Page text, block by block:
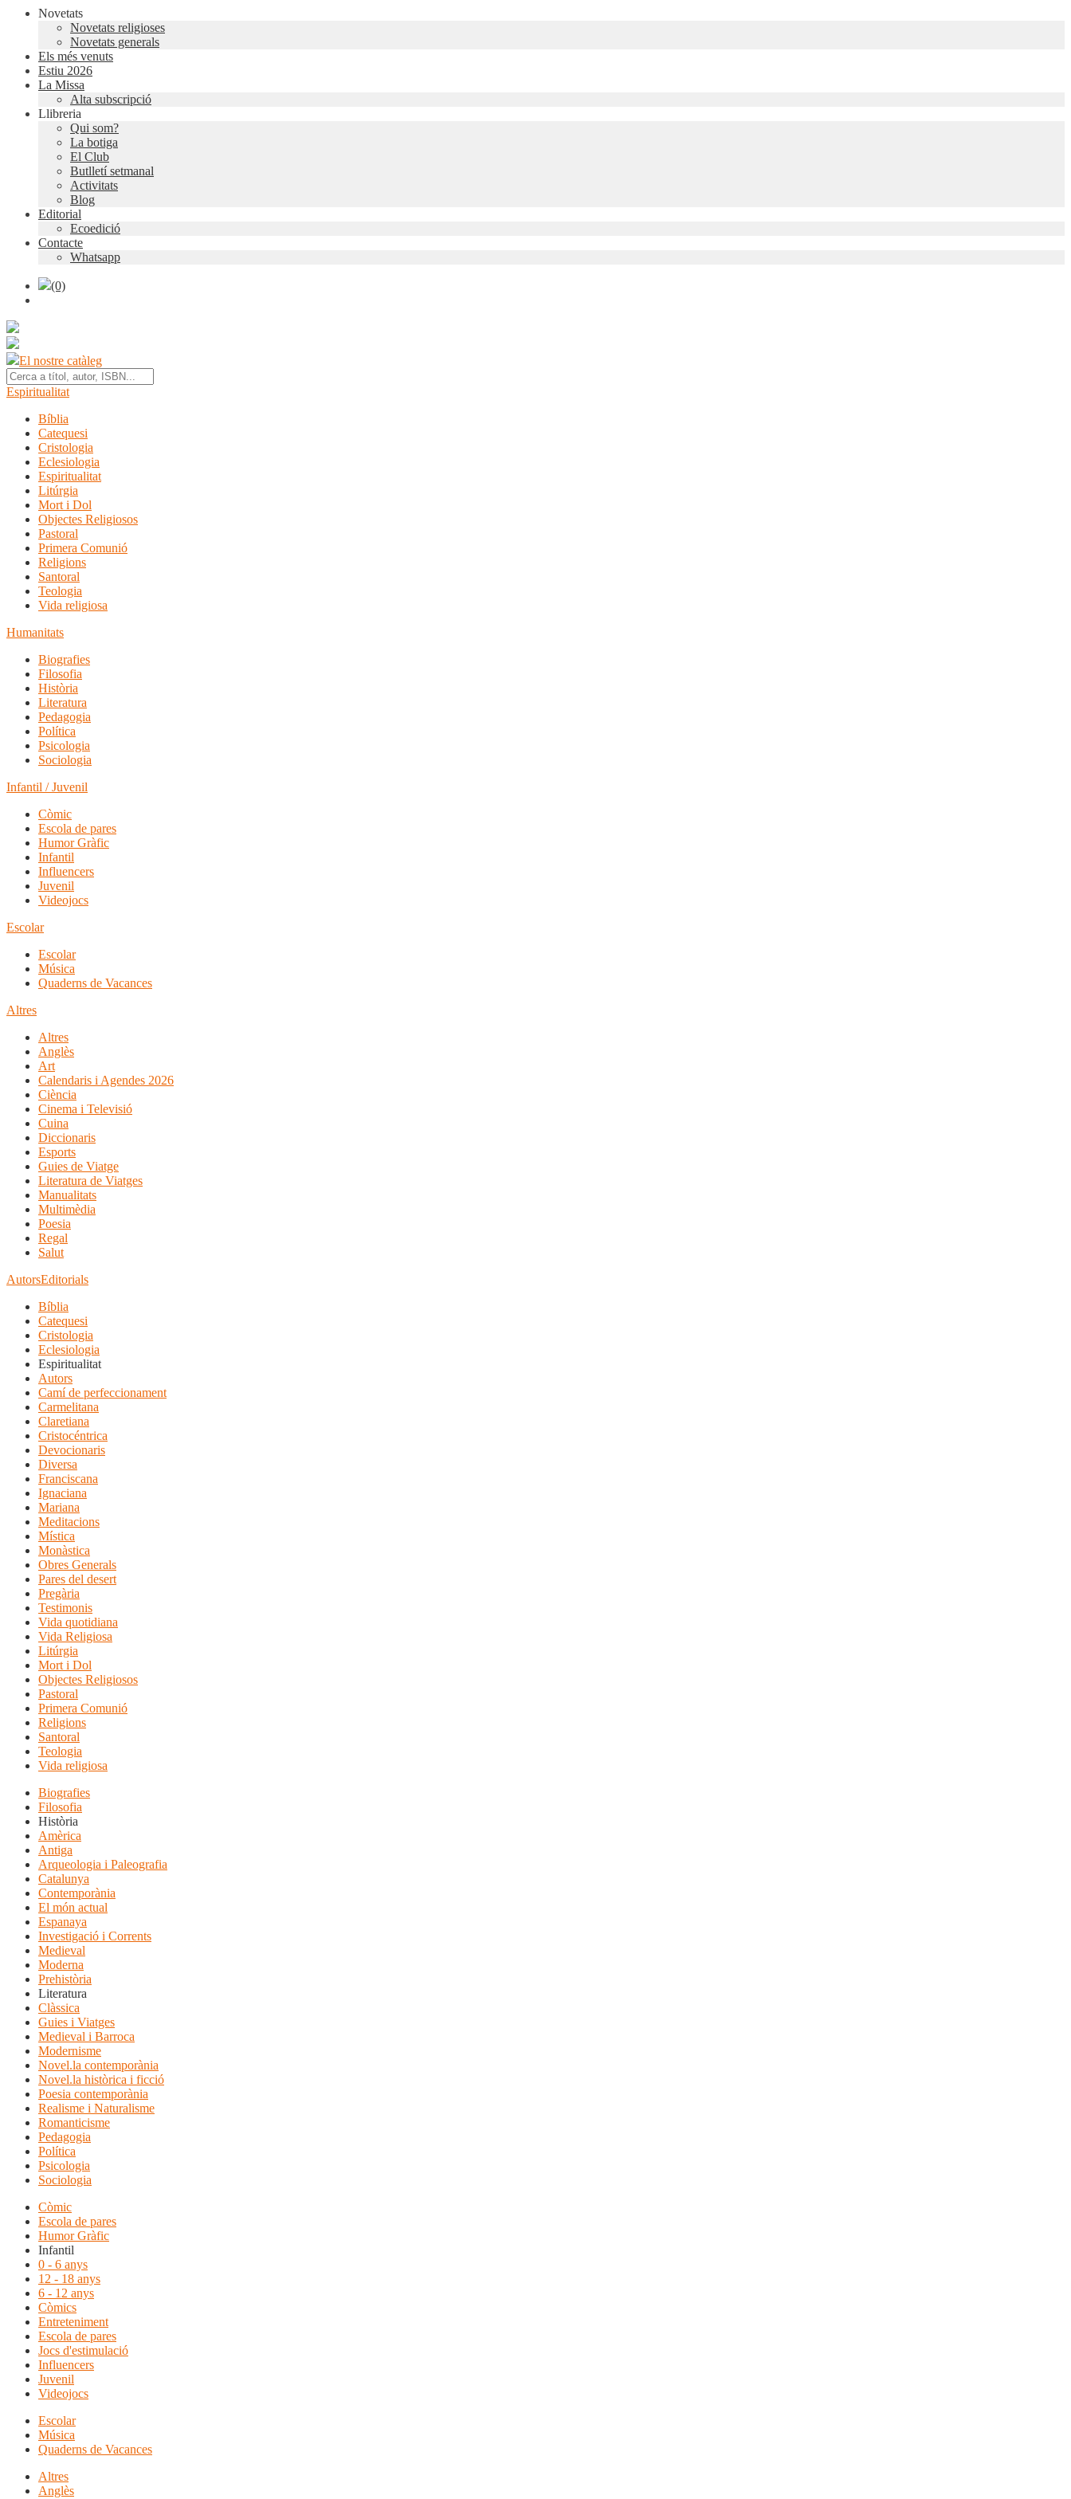
Novetats
Novetats religioses
Novetats generals
Els més venuts
Estiu 2026
La Missa
Alta subscripció
Llibreria
Qui som?
La botiga
El Club
Butlletí setmanal
Activitats
Blog
Editorial
Ecoedició
Contacte
Whatsapp
(0)
El nostre catàleg
Espiritualitat
Bíblia
Catequesi
Cristologia
Eclesiologia
Espiritualitat
Litúrgia
Mort i Dol
Objectes Religiosos
Pastoral
Primera Comunió
Religions
Santoral
Teologia
Vida religiosa
Humanitats
Biografies
Filosofia
Història
Literatura
Pedagogia
Política
Psicologia
Sociologia
Infantil / Juvenil
Còmic
Escola de pares
Humor Gràfic
Infantil
Influencers
Juvenil
Videojocs
Escolar
Escolar
Música
Quaderns de Vacances
Altres
Altres
Anglès
Art
Calendaris i Agendes 2026
Ciència
Cinema i Televisió
Cuina
Diccionaris
Esports
Guies de Viatge
Literatura de Viatges
Manualitats
Multimèdia
Poesia
Regal
Salut
AutorsEditorials
Bíblia
Catequesi
Cristologia
Eclesiologia
Espiritualitat
Autors
Camí de perfeccionament
Carmelitana
Claretiana
Cristocéntrica
Devocionaris
Diversa
Franciscana
Ignaciana
Mariana
Meditacions
Mística
Monàstica
Obres Generals
Pares del desert
Pregària
Testimonis
Vida quotidiana
Vida Religiosa
Litúrgia
Mort i Dol
Objectes Religiosos
Pastoral
Primera Comunió
Religions
Santoral
Teologia
Vida religiosa
Biografies
Filosofia
Història
Amèrica
Antiga
Arqueologia i Paleografia
Catalunya
Contemporània
El món actual
Espanaya
Investigació i Corrents
Medieval
Moderna
Prehistòria
Literatura
Clàssica
Guies i Viatges
Medieval i Barroca
Modernisme
Novel.la contemporània
Novel.la històrica i ficció
Poesia contemporània
Realisme i Naturalisme
Romanticisme
Pedagogia
Política
Psicologia
Sociologia
Còmic
Escola de pares
Humor Gràfic
Infantil
0 - 6 anys
12 - 18 anys
6 - 12 anys
Còmics
Entreteniment
Escola de pares
Jocs d'estimulació
Influencers
Juvenil
Videojocs
Escolar
Música
Quaderns de Vacances
Altres
Anglès